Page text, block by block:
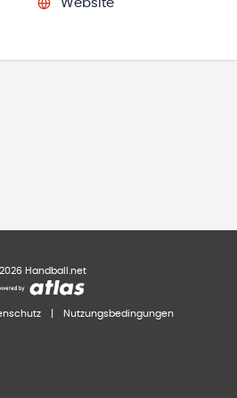
Website
2026 Handball.net
Nutzungsbedingungen